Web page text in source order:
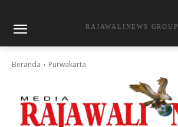
RAJAWALINEWS GROUP
Beranda Purwakarta